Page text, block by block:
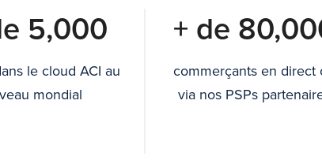
5,000
le cloud ACI au
mondial
+ de
commerçants en direct
via nos PSPs